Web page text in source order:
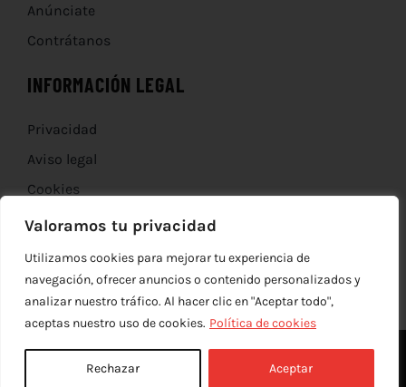
Valoramos tu privacidad
Utilizamos cookies para mejorar tu experiencia de
navegación, ofrecer anuncios o contenido personalizados y
analizar nuestro tráfico. Al hacer clic en "Aceptar todo",
aceptas nuestro uso de cookies. Política de cookies
Rechazar Aceptar
Anúnciate
Contrátanos
INFORMACIÓN LEGAL
Privacidad
Aviso legal
Cookies
Devoluciones
© Copyright 2012 - 2026 | | Todos los derechos reservados